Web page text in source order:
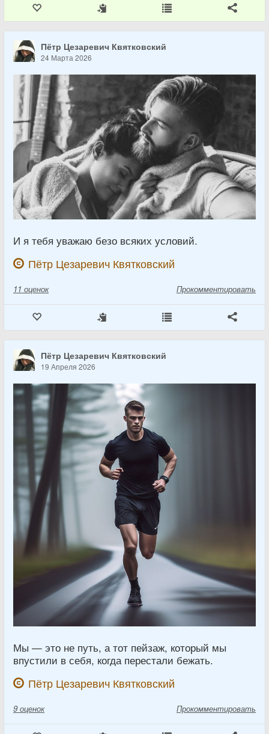
Пётр Цезаревич Квятковский
24 Марта 2026
И я тебя уважаю безо всяких условий.
Пётр Цезаревич Квятковский
11 оценок Прокомментировать
Пётр Цезаревич Квятковский
19 Апреля 2026
Мы — это не путь, а тот пейзаж, который мы
впустили в себя, когда перестали бежать.
Пётр Цезаревич Квятковский
9 оценок Прокомментировать